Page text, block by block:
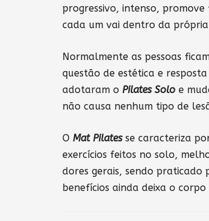
progressivo, intenso,
cada um vai dentro da
Normalmente as pessoas
questão de estética e
adotaram o Pilates Solo e
não causa nenhum tipo de
O Mat Pilatesse caracteriza
exercícios feitos no solo,
dores gerais, sendo praticado
benefícios ainda deixa o